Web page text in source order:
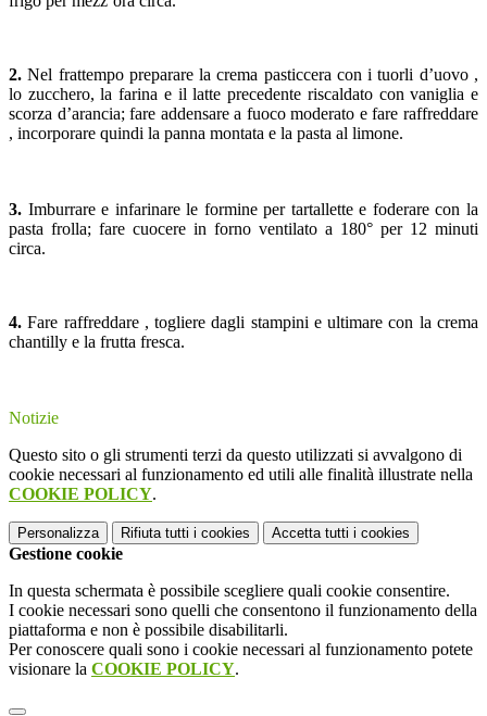
2.Nel frattempo preparare la crema pasticcera con i tuorli d’uovo ,
lo zucchero, la farina e il latte precedente riscaldato con vaniglia e
scorza d’arancia; fare addensare a fuoco moderato e fare raffreddare
, incorporare quindi la panna montata e la pasta al limone.
3. Imburrare e infarinare le formine per tartallette e foderare con la
pasta frolla; fare cuocere in forno ventilato a 180° per 12 minuti
circa.
4.Fare raffreddare , togliere dagli stampini e ultimare con la crema
chantilly e la frutta fresca.
Notizie
Questo sito o gli strumenti terzi da questo utilizzati si avvalgono di
cookie necessari al funzionamento ed utili alle finalità illustrate nella
COOKIE POLICY.
Personalizza Rifiuta tutti i cookies Accetta tutti i cookies
Gestione cookie
In questa schermata è possibile scegliere quali cookie consentire.
I cookie necessari sono quelli che consentono il funzionamento della
piattaforma e non è possibile disabilitarli.
Per conoscere quali sono i cookie necessari al funzionamento potete
visionare la COOKIE POLICY.